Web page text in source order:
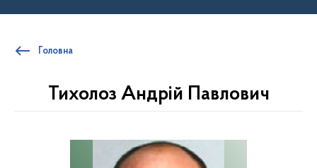
Головна
Тихолоз Андрій Павлович